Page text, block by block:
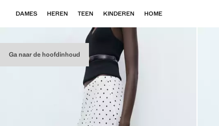
Ga naar de hoofdinhoud
DAMES HEREN TEEN KINDEREN HOME